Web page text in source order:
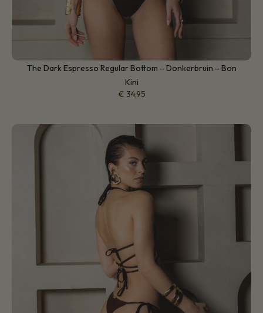
The Dark Espresso Regular Bottom – Donkerbruin – Bon
Kini
€ 34,95